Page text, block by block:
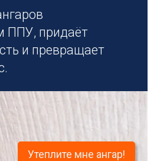
ППУ, придаёт
и превращает
Утеплите мне ангар!